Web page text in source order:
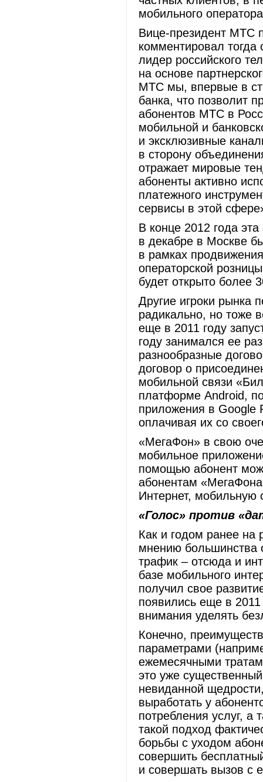
мобильного
Вице-президент МТС
комментировал
лидер российского
на основе
МТС мы, впервые в
банка, что позволит
абонентов МТС в
мобильной и
и эксклюзивные
в сторону
отражает мировые
абоненты активно
платежного
сервисы в этой
В конце 2012 года
в декабре в Москве
в рамках
операторской
будет открыто более
Другие игроки рынка
радикально, но тоже
еще в 2011 году
году занимался ее
разнообразные
договор о
мобильной связи
платформе Android,
приложения в Google
оплачивая их со
«МегаФон» в свою
мобильное
помощью абонент
абонентам
Интернет, мобильную
«Голос» против
Как и годом ранее на
мнению большинства
трафик – отсюда и
базе мобильного
получил свое
появились еще в
внимания уделять
Конечно,
параметрами
ежемесячными
это уже
невиданной
выработать у
потребления услуг, а
такой подход
борьбы с уходом
совершить
и совершать вызов с